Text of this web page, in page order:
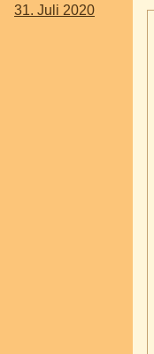
31. Juli 2020